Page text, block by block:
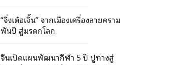
“จิ่งเต๋อเจิ้น” จากเมืองเครื่องลายคราม
พันปี สู่มรดกโลก
จีนเปิดแผนพัฒนากีฬา 5 ปี ปูทางสู่